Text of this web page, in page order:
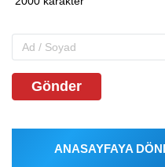
Gönder
ANASAYFAYA